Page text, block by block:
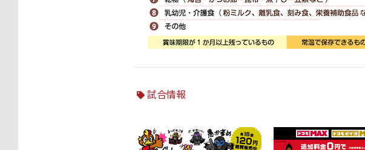
試合情報